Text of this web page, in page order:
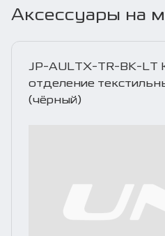
Аксессуары на
JP-AULTX-TR-BK-LT
отделение текстильный для
(чёрный)